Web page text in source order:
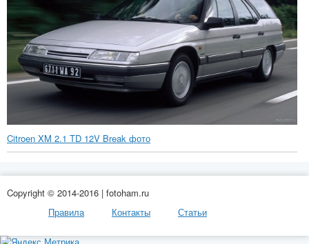
Citroen XM 2.1 TD 12V Break фото
Copyright © 2014-2016 | fotoham.ru
Правила
Контакты Статьи